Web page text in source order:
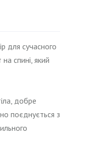
для сучасного
спині, який
добре
поєднується з